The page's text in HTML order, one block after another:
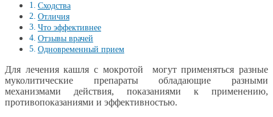
Сходства
Отличия
Что эффективнее
Отзывы врачей
Одновременный прием
Для лечения кашля с мокротой могут применяться разные
муколитические препараты обладающие разными
механизмами действия, показаниями к применению,
противопоказаниями и эффективностью.